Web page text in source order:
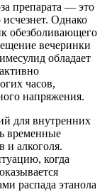
препарата — это
исчезнет. Однако
обезболивающего
вечеринки
обладает
часов,
напряжения.
для внутренних
временные
и алкоголя.
когда
распада этанола